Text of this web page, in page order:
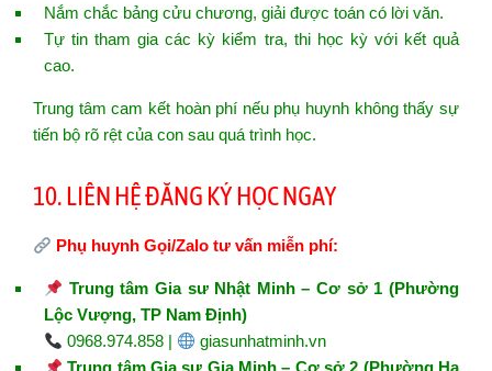
Nắm chắc bảng cửu chương, giải được toán có lời văn.
Tự tin tham gia các kỳ kiểm tra, thi học kỳ với kết quả
cao.
Trung tâm cam kết hoàn phí nếu phụ huynh không thấy sự
tiến bộ rõ rệt của con sau quá trình học.
10. LIÊN HỆ ĐĂNG KÝ HỌC NGAY
Phụ huynh Gọi/Zalo tư vấn miễn phí:
Trung tâm Gia sư Nhật Minh – Cơ sở 1 (Phường
Lộc Vượng, TP Nam Định)
0968.974.858 |
giasunhatminh.vn
Trung tâm Gia sư Gia Minh – Cơ sở 2 (Phường Hạ